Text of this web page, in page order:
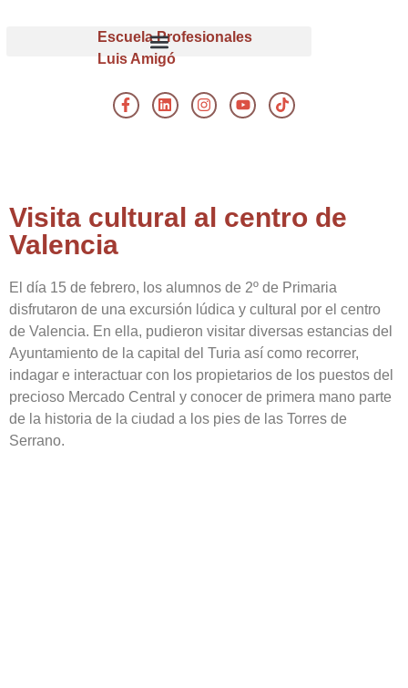
Escuela Profesionales
Luis Amigó
Visita cultural al centro de
Valencia
El día 15 de febrero, los alumnos de 2º de Primaria
disfrutaron de una excursión lúdica y cultural por el centro
de Valencia. En ella, pudieron visitar diversas estancias del
Ayuntamiento de la capital del Turia así como recorrer,
indagar e interactuar con los propietarios de los puestos del
precioso Mercado Central y conocer de primera mano parte
de la historia de la ciudad a los pies de las Torres de
Serrano.